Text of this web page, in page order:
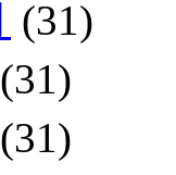
(31)
(31)
(31)